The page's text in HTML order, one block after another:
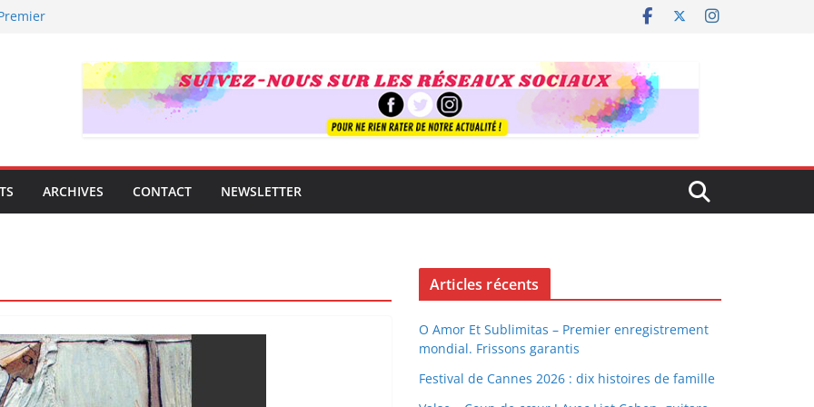
ARCHIVES CONTACT NEWSLETTER
Articles récents
O Amor Et Sublimitas – Premier enregistrement
mondial. Frissons garantis
Festival de Cannes 2026 : dix histoires de famille